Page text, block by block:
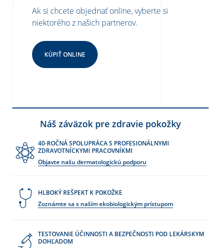
Ak si chcete objednať online, vyberte si
niektorého z našich partnerov.
KÚPIŤ ONLINE
Náš záväzok pre zdravie pokožky
40-ROČNÁ SPOLUPRÁCA S PROFESIONÁLNYMI
ZDRAVOTNÍCKYMI PRACOVNÍKMI
Objavte našu dermatologickú podporu
HLBOKÝ REŠPEKT K POKOŽKE
Zoznámte sa s naším ekobiologickým prístupom
TESTOVANIE ÚČINNOSTI A BEZPEČNOSTI POD LEKÁRSKYM
DOHĽADOM